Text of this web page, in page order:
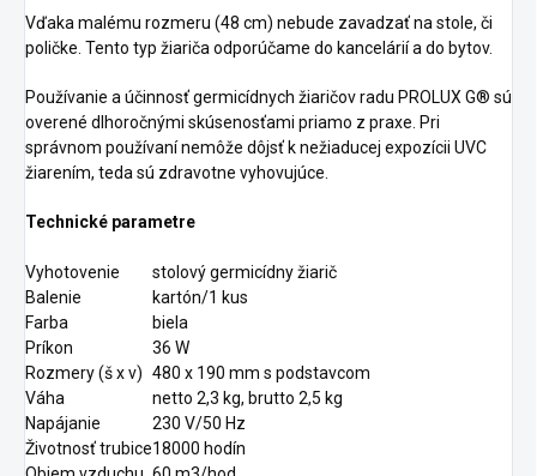
Vďaka malému rozmeru (48 cm) nebude zavadzať na stole, či
poličke. Tento typ žiariča odporúčame do kancelárií a do bytov.
Používanie a účinnosť germicídnych žiaričov radu PROLUX G® sú
overené dlhoročnými skúsenosťami priamo z praxe. Pri
správnom používaní nemôže dôjsť k nežiaducej expozícii UVC
žiarením, teda sú zdravotne vyhovujúce.
Technické parametre
Vyhotovenie
stolový germicídny žiarič
Balenie
kartón/1 kus
Farba
biela
Príkon
36 W
Rozmery (š x v) 480 x 190 mm s podstavcom
Váha
netto 2,3 kg, brutto 2,5 kg
Napájanie
230 V/50 Hz
Životnosť trubice18000 hodín